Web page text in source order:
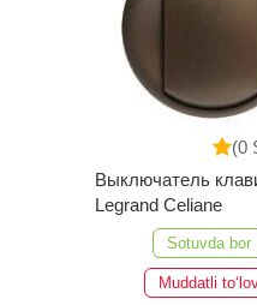
(0
Выключатель
Legrand Celiane
Sotuvda bor
Muddatli